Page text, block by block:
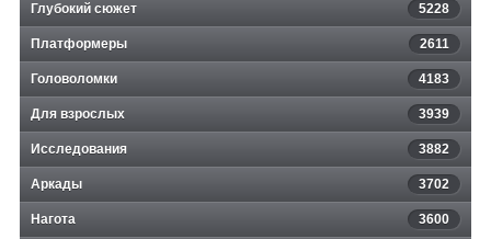
Глубокий сюжет 5228
Платформеры 2611
Головоломки 4183
Для взрослых 3939
Исследования 3882
Аркады 3702
Нагота 3600